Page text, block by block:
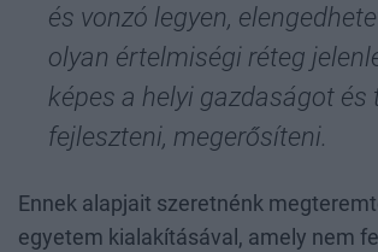
és vonzó legyen,
olyan értelmiségi réteg
képes a helyi gazdaságot
fejleszteni, megerősíteni.
Ennek alapjait szeretnénk
egyetem kialakításával, amely nem